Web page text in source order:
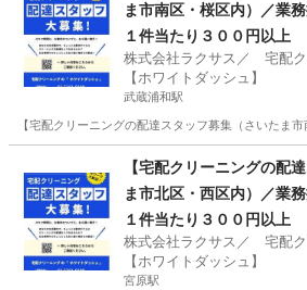
ま市南区・桜区内）／業
グ店募集】
１件当たり３００円以上
株式会社ラクサス／ 宅配
【ホワイトダッシュ】
武蔵浦和駅
【宅配クリーニングの配達スタッフ募集（さいたま
さいたま市 武蔵浦和駅 ドライバー
さいたま市 西浦和駅 ドライバー スタ
【宅配クリーニングの配
ま市北区・西区内）／業
グ店募集】
１件当たり３００円以上
株式会社ラクサス／ 宅配
【ホワイトダッシュ】
宮原駅